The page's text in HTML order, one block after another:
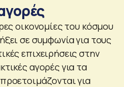
οικονομίες του κόσμου
σε συμφωνία για τους
επιχειρήσεις στην
αγορές για τα
για